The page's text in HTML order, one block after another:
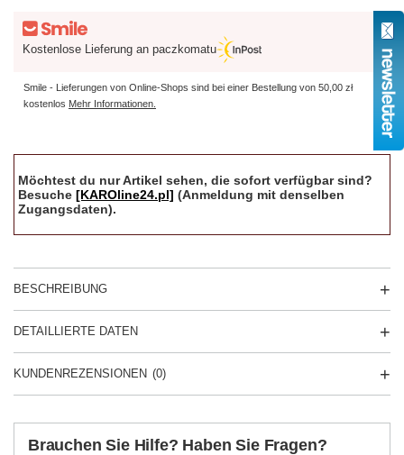
Kostenlose Lieferung an paczkomatu
Smile - Lieferungen von Online-Shops sind bei einer Bestellung von 50,00 zł
kostenlos Mehr Informationen.
Möchtest du nur Artikel sehen, die sofort verfügbar sind?
Besuche [KAROline24.pl] (Anmeldung mit denselben
Zugangsdaten).
BESCHREIBUNG
DETAILLIERTE DATEN
KUNDENREZENSIONEN (0)
Brauchen Sie Hilfe? Haben Sie Fragen?